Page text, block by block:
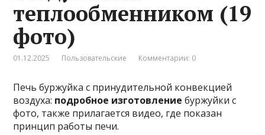
теплообменником (19
фото)
01.12.2025 Пользовательские Комментарии: 0
Печь буржуйка с принудительной конвекцией
воздуха: подробное изготовление буржуйки с
фото, также прилагается видео, где показан
принцип работы печи.